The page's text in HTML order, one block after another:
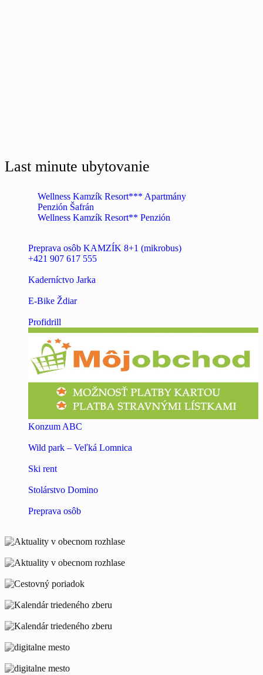
Last minute ubytovanie
Wellness Kamzík Resort*** Apartmány
Penzión Šafrán
Wellness Kamzík Resort** Penzión
Preprava osôb KAMZÍK 8+1 (mikrobus)
+421 907 617 555
Kaderníctvo Jarka
E-Bike Ždiar
Profidrill
Konzum ABC
Wild park – Veľká Lomnica
Ski rent
Stolárstvo Domino
Preprava osôb